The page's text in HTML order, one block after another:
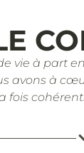
vie à part
avons à
fois